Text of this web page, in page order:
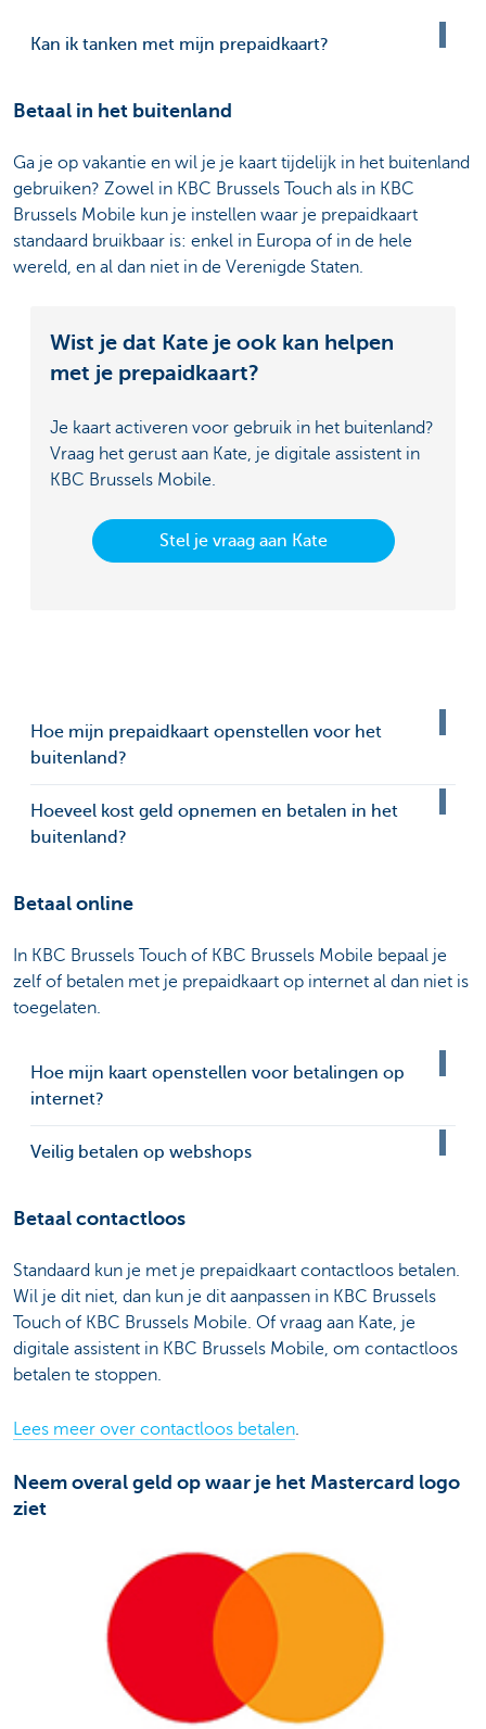
Kan ik tanken met mijn prepaidkaart?
Betaal in het buitenland
Ga je op vakantie en wil je je kaart tijdelijk in het buitenland
gebruiken? Zowel in KBC Brussels Touch als in KBC
Brussels Mobile kun je instellen waar je prepaidkaart
standaard bruikbaar is: enkel in Europa of in de hele
wereld, en al dan niet in de Verenigde Staten.
Wist je dat Kate je ook kan helpen
met je prepaidkaart?
Je kaart activeren voor gebruik in het buitenland?
Vraag het gerust aan Kate, je digitale assistent in
KBC Brussels Mobile.
Stel je vraag aan Kate
Hoe mijn prepaidkaart openstellen voor het
buitenland?
Hoeveel kost geld opnemen en betalen in het
buitenland?
Betaal online
In KBC Brussels Touch of KBC Brussels Mobile bepaal je
zelf of betalen met je prepaidkaart op internet al dan niet is
toegelaten.
Hoe mijn kaart openstellen voor betalingen op
internet?
Veilig betalen op webshops
Betaal contactloos
Standaard kun je met je prepaidkaart contactloos betalen.
Wil je dit niet, dan kun je dit aanpassen in KBC Brussels
Touch of KBC Brussels Mobile. Of vraag aan Kate, je
digitale assistent in KBC Brussels Mobile, om contactloos
betalen te stoppen.
Lees meer over contactloos betalen.
Neem overal geld op waar je het Mastercard logo
ziet